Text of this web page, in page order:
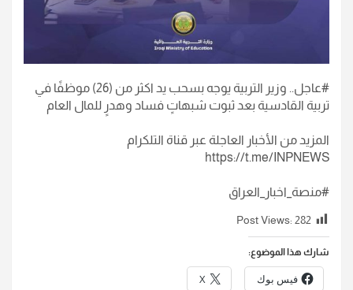
#عاجل.. وزير التربية يوجه بسحب يد اكثر من (26) موظفًا في
تربية القادسية بعد ثبوت شبهاتٍ فساد وهدرٍ للمال العام
المزيد من الأخبار العاجلة عبر قناة التلكرام
https://t.me/INPNEWS
#منصة_اخبار_العراق
Post Views: 282
شارك هذا الموضوع:
فيس بوك X